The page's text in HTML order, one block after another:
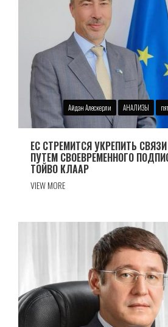
Айдан Алескерли АНАЛИЗЫ
ЕС СТРЕМИТСЯ УКРЕПИТЬ
ПУТЕМ СВОЕВРЕМЕННОГО
ТОЙВО КЛААР
VIEW MORE